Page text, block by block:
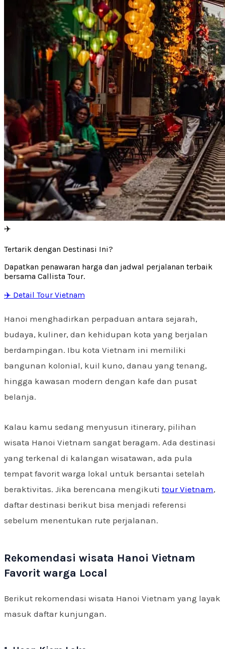
✈️
Tertarik dengan Destinasi Ini?
Dapatkan penawaran harga dan jadwal perjalanan terbaik
bersama Callista Tour.
✈️ Detail Tour Vietnam
Hanoi menghadirkan perpaduan antara sejarah,
budaya, kuliner, dan kehidupan kota yang berjalan
berdampingan. Ibu kota Vietnam ini memiliki
bangunan kolonial, kuil kuno, danau yang tenang,
hingga kawasan modern dengan kafe dan pusat
belanja.
Kalau kamu sedang menyusun itinerary, pilihan
wisata Hanoi Vietnam sangat beragam. Ada destinasi
yang terkenal di kalangan wisatawan, ada pula
tempat favorit warga lokal untuk bersantai setelah
beraktivitas. Jika berencana mengikuti tour Vietnam,
daftar destinasi berikut bisa menjadi referensi
sebelum menentukan rute perjalanan.
Rekomendasi wisata Hanoi Vietnam
Favorit warga Local
Berikut rekomendasi wisata Hanoi Vietnam yang layak
masuk daftar kunjungan.